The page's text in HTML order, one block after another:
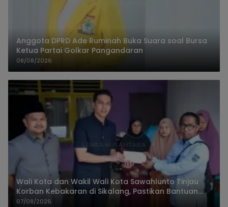
Anggota DPRD Ade Ruminah Buka Suara soal Bursa
Ketua Partai Golkar Pangandaran
08/08/2026
Wali Kota dan Wakil Wali Kota Sawahlunto Tinjau
Korban Kebakaran di Sikalang, Pastikan Bantuan
dan Perkuat Mitigasi Bencana
07/08/2026